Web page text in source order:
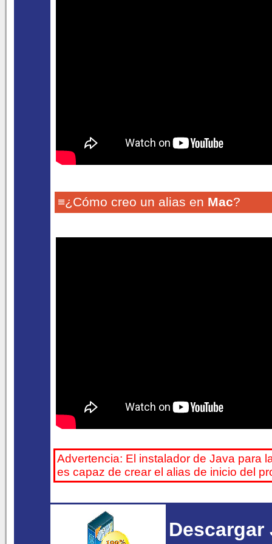
≡¿Cómo creo un alias en Mac?
Advertencia: El instalador de Java para
es capaz de crear el alias de inicio del